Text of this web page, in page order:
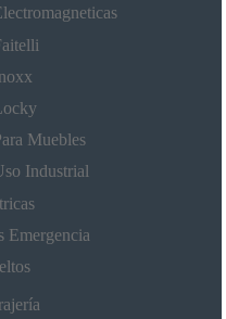
Muebles
Industrial
Emergencia